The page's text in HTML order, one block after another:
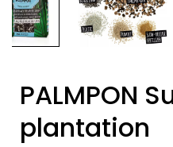
PALMPON
plantation